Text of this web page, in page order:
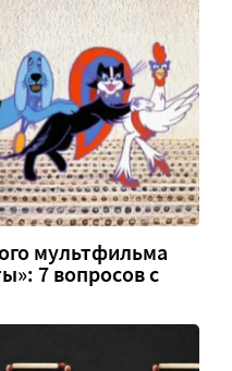
мультфильма
7 вопросов с